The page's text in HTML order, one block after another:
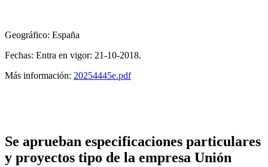
Geográfico: España
Fechas: Entra en vigor: 21-10-2018.
Más información: 20254445e.pdf
Se aprueban especificaciones particulares
y proyectos tipo de la empresa Unión